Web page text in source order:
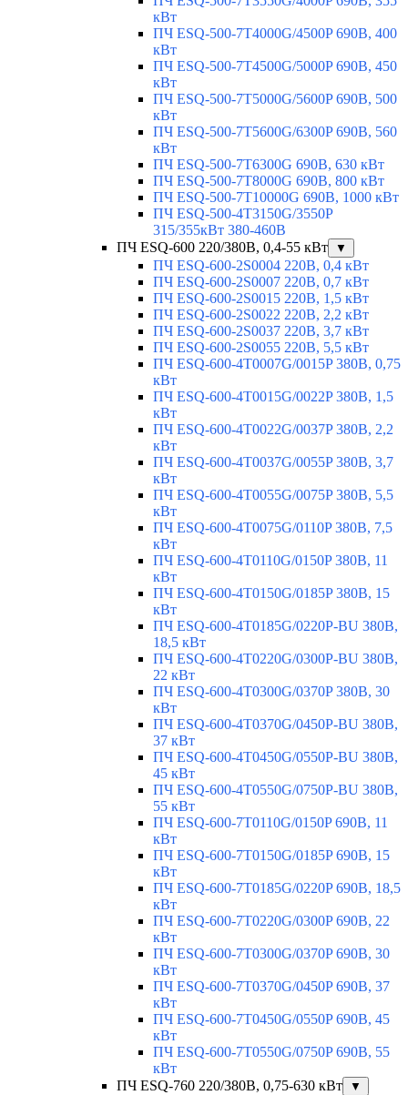
кВт
ПЧ ESQ-500-7T4000G/4500P 690В, 400
кВт
ПЧ ESQ-500-7T4500G/5000P 690В, 450
кВт
ПЧ ESQ-500-7T5000G/5600P 690В, 500
кВт
ПЧ ESQ-500-7T5600G/6300P 690В, 560
кВт
ПЧ ESQ-500-7T6300G 690В, 630 кВт
ПЧ ESQ-500-7T8000G 690В, 800 кВт
ПЧ ESQ-500-7T10000G 690В, 1000 кВт
ПЧ ESQ-500-4T3150G/3550P
315/355кВт 380-460В
ПЧ ESQ-600 220/380В, 0,4-55 кВт
▼
ПЧ ESQ-600-2S0004 220В, 0,4 кВт
ПЧ ESQ-600-2S0007 220В, 0,7 кВт
ПЧ ESQ-600-2S0015 220В, 1,5 кВт
ПЧ ESQ-600-2S0022 220В, 2,2 кВт
ПЧ ESQ-600-2S0037 220В, 3,7 кВт
ПЧ ESQ-600-2S0055 220В, 5,5 кВт
ПЧ ESQ-600-4T0007G/0015P 380В, 0,75
кВт
ПЧ ESQ-600-4T0015G/0022P 380В, 1,5
кВт
ПЧ ESQ-600-4T0022G/0037P 380В, 2,2
кВт
ПЧ ESQ-600-4T0037G/0055P 380В, 3,7
кВт
ПЧ ESQ-600-4T0055G/0075P 380В, 5,5
кВт
ПЧ ESQ-600-4T0075G/0110P 380В, 7,5
кВт
ПЧ ESQ-600-4T0110G/0150P 380В, 11
кВт
ПЧ ESQ-600-4T0150G/0185P 380В, 15
кВт
ПЧ ESQ-600-4T0185G/0220P-BU 380В,
18,5 кВт
ПЧ ESQ-600-4T0220G/0300P-BU 380В,
22 кВт
ПЧ ESQ-600-4T0300G/0370P 380В, 30
кВт
ПЧ ESQ-600-4T0370G/0450P-BU 380В,
37 кВт
ПЧ ESQ-600-4T0450G/0550P-BU 380В,
45 кВт
ПЧ ESQ-600-4T0550G/0750P-BU 380В,
55 кВт
ПЧ ESQ-600-7T0110G/0150P 690В, 11
кВт
ПЧ ESQ-600-7T0150G/0185P 690В, 15
кВт
ПЧ ESQ-600-7T0185G/0220P 690В, 18,5
кВт
ПЧ ESQ-600-7T0220G/0300P 690В, 22
кВт
ПЧ ESQ-600-7T0300G/0370P 690В, 30
кВт
ПЧ ESQ-600-7T0370G/0450P 690В, 37
кВт
ПЧ ESQ-600-7T0450G/0550P 690В, 45
кВт
ПЧ ESQ-600-7T0550G/0750P 690В, 55
кВт
ПЧ ESQ-760 220/380В, 0,75-630 кВт
▼